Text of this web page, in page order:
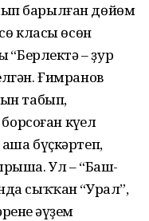
барылған дөйөм
класы өсөн
“Берлектә – ҙур
Ғимранов
табып,
күңел
бүҫкәртеп,
Ул – “Баш­
сыҡҡан “Урал”,
әүҙем